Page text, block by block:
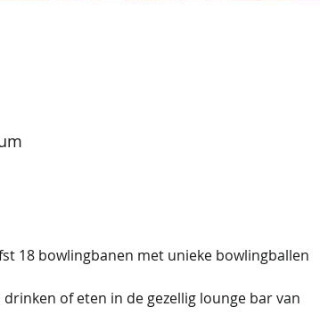
18 bowlingbanen met unieke bowlingballen
of eten in de gezellig lounge bar van